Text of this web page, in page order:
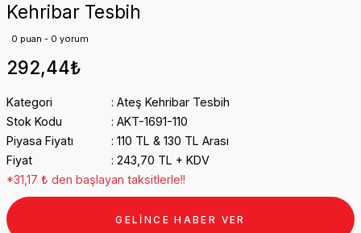
Kehribar Tesbih
0 puan - 0 yorum
292,44₺
Kategori
Ateş Kehribar Tesbih
Stok Kodu
AKT-1691-110
Piyasa Fiyatı
110 TL & 130 TL Arası
Fiyat
243,70 TL + KDV
*31,17 ₺ den başlayan taksitlerle!!
GELİNCE HABER VER